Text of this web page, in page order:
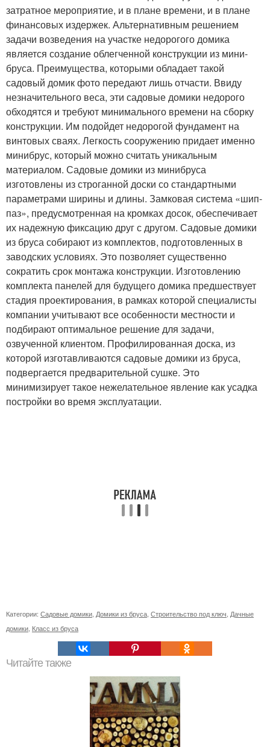
затратное мероприятие, и в плане времени, и в плане
финансовых издержек. Альтернативным решением
задачи возведения на участке недорогого домика
является создание облегченной конструкции из мини-
бруса. Преимущества, которыми обладает такой
садовый домик фото передают лишь отчасти. Ввиду
незначительного веса, эти садовые домики недорого
обходятся и требуют минимального времени на сборку
конструкции. Им подойдет недорогой фундамент на
винтовых сваях. Легкость сооружению придает именно
минибрус, который можно считать уникальным
материалом. Садовые домики из минибруса
изготовлены из строганной доски со стандартными
параметрами ширины и длины. Замковая система «шип-
паз», предусмотренная на кромках досок, обеспечивает
их надежную фиксацию друг с другом. Садовые домики
из бруса собирают из комплектов, подготовленных в
заводских условиях. Это позволяет существенно
сократить срок монтажа конструкции. Изготовлению
комплекта панелей для будущего домика предшествует
стадия проектирования, в рамках которой специалисты
компании учитывают все особенности местности и
подбирают оптимальное решение для задачи,
озвученной клиентом. Профилированная доска, из
которой изготавливаются садовые домики из бруса,
подвергается предварительной сушке. Это
минимизирует такое нежелательное явление как усадка
постройки во время эксплуатации.
Категории: Садовые домики, Домики из бруса, Строительство под ключ, Дачные
домики, Класс из бруса
Читайте также